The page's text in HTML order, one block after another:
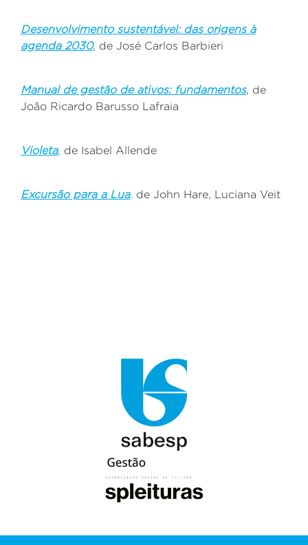
Desenvolvimento sustentável: das origens à
agenda 2030, de José Carlos Barbieri
Manual de gestão de ativos: fundamentos, de
João Ricardo Barusso Lafraia
Violeta, de Isabel Allende
Excursão para a Lua, de John Hare, Luciana Veit